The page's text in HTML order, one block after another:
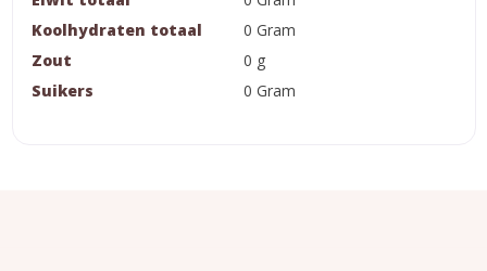
Koolhydraten totaal
0 Gram
Zout
0 g
Suikers
0 Gram